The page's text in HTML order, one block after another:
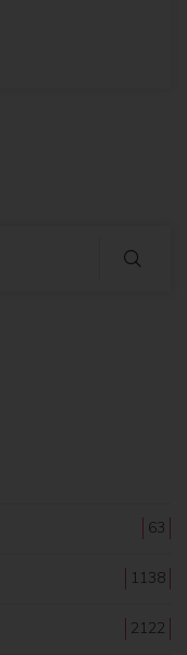
63
1138
2122